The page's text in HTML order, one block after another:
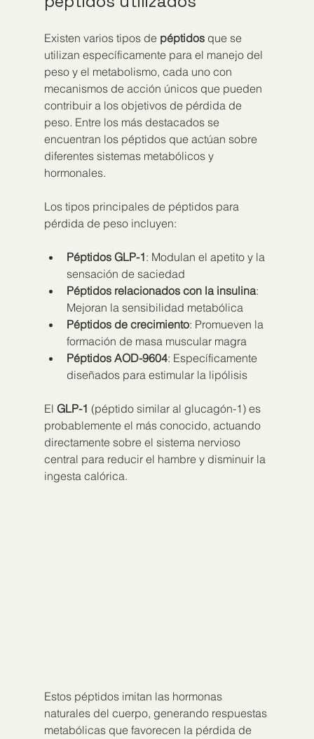
Existen varios tipos de péptidos que se
utilizan específicamente para el manejo del
peso y el metabolismo, cada uno con
mecanismos de acción únicos que pueden
contribuir a los objetivos de pérdida de
peso. Entre los más destacados se
encuentran los péptidos que actúan sobre
diferentes sistemas metabólicos y
hormonales.
Los tipos principales de péptidos para
pérdida de peso incluyen:
Péptidos GLP-1: Modulan el apetito y la
sensación de saciedad
Péptidos relacionados con la insulina:
Mejoran la sensibilidad metabólica
Péptidos de crecimiento: Promueven la
formación de masa muscular magra
Péptidos AOD-9604: Específicamente
diseñados para estimular la lipólisis
El GLP-1 (péptido similar al glucagón-1) es
probablemente el más conocido, actuando
directamente sobre el sistema nervioso
central para reducir el hambre y disminuir la
ingesta calórica.
Estos péptidos imitan las hormonas
naturales del cuerpo, generando respuestas
metabólicas que favorecen la pérdida de